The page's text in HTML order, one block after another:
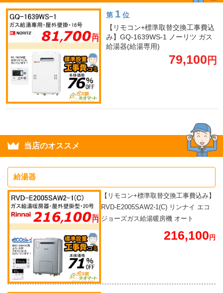
第 1位
【リモコン+標準取替交換工事費込
み】GQ-1639WS-1 ノーリツ ガス
給湯器(給湯専用)
79,100 円
当店のオススメ
給湯器
【リモコン+標準取替交換工事費込み】
RVD-E2005SAW2-1(C) リンナイ エコ
ジョーズガス給湯暖房機 オート
216,100円